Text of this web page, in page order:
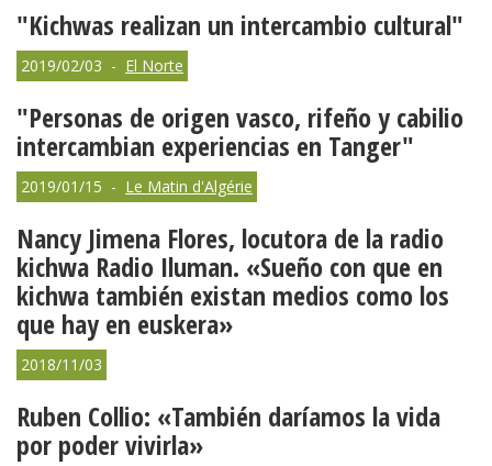
"Kichwas realizan un intercambio cultural"
2019/02/03 - El Norte
"Personas de origen vasco, rifeño y cabilio
intercambian experiencias en Tanger"
2019/01/15 - Le Matin d'Algérie
Nancy Jimena Flores, locutora de la radio
kichwa Radio Iluman. «Sueño con que en
kichwa también existan medios como los
que hay en euskera»
2018/11/03
Ruben Collio: «También daríamos la vida
por poder vivirla»